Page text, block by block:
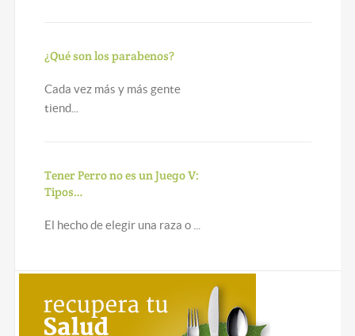
¿Qué son los parabenos?
Cada vez más y más gente
tiend...
Tener Perro no es un Juego V:
Tipos…
El hecho de elegir una raza o ...